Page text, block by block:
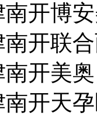
南开博
南开联
南开美
南开天